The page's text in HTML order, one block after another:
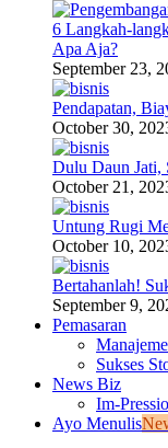
6 Langkah-
Apa Aja?
September 23,
Pendapatan,
October 30,
Dulu Daun Jati,
October 21,
Untung Rugi
October 10,
Bertahanlah!
September 9,
Pemasaran
Sukses
News Biz
Im-
Ayo Menulis